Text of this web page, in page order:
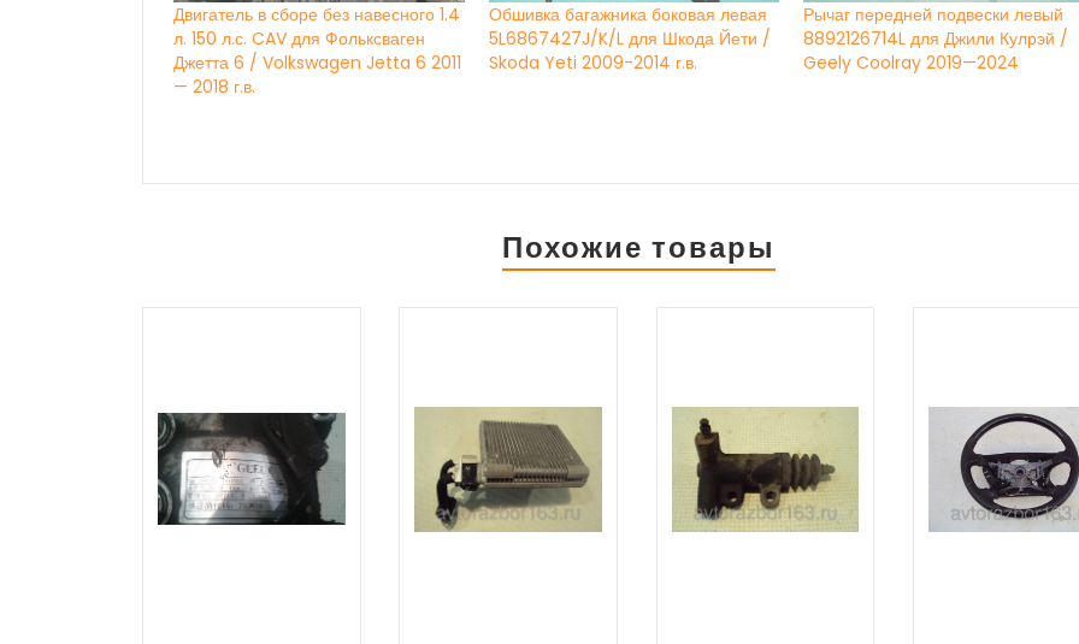
Двигатель в сборе без навесного 1.4
л. 150 л.с. CAV для Фольксваген
Джетта 6 / Volkswagen Jetta 6 2011
— 2018 г.в.
Обшивка багажника боковая левая
5L6867427J/K/L для Шкода Йети /
Skoda Yeti 2009-2014 г.в.
Рычаг передней подвески левый
8892126714L для Джили Кулрэй /
Geely Coolray 2019—2024
Похожие товары